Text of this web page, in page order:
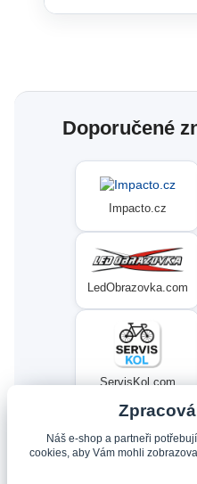
Doporučené
Impacto.cz
LedObrazovka.com
ServisKol.com
Condat
Náš e-shop a partneři
cookies, aby Vám mohli